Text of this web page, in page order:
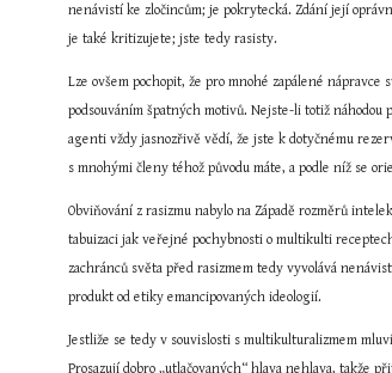
nenávistí ke zločincům; je pokrytecká. Zdání její
je také kritizujete; jste tedy rasisty.
Lze ovšem pochopit, že pro mnohé zapálené
podsouváním špatných motivů. Nejste-li totiž
agenti vždy jasnozřivě vědí, že jste k dotyčnému
s mnohými členy téhož původu máte, a podle níž se
Obviňování z rasizmu nabylo na Západě rozměrů
tabuizaci jak veřejné pochybnosti o multikulti
zachránců světa před rasizmem tedy vyvolává
produkt od etiky emancipovaných ideologií.
Jestliže se tedy v souvislosti s multikulturalizmem
Prosazují dobro „utlačovaných“ hlava nehlava, takže